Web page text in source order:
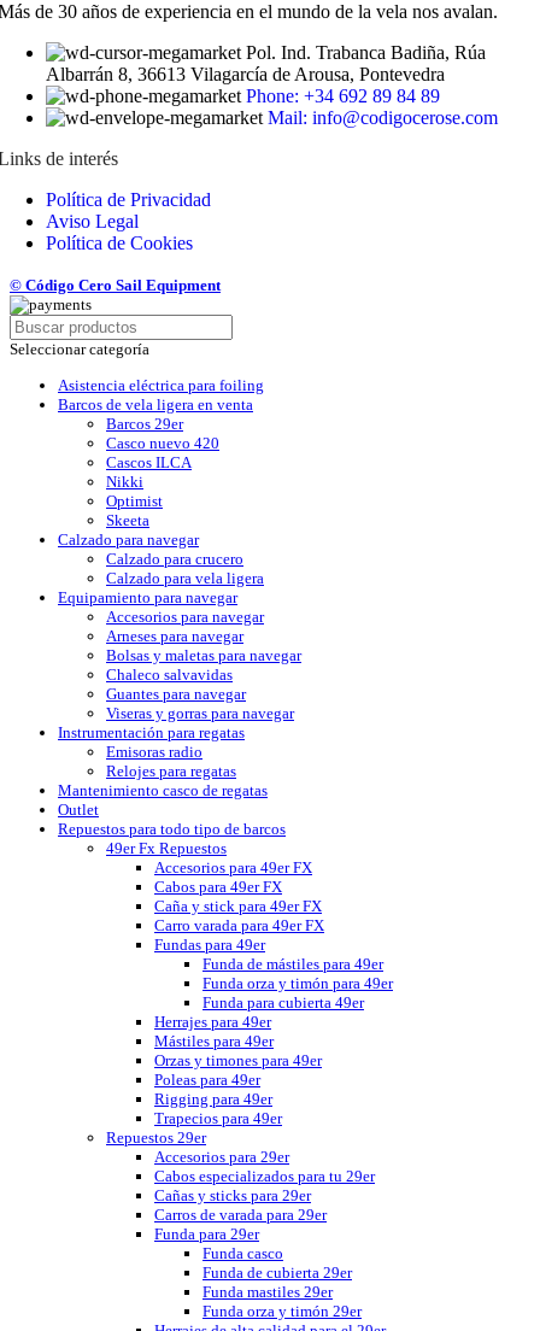
de 30 años de experiencia en el mundo de la vela nos avalan.
Pol. Ind. Trabanca Badiña, Rúa
Albarrán 8, 36613 Vilagarcía de Arousa, Pontevedra
Phone: +34 692 89 84 89
Mail: info@codigocerose.com
de interés
Política de Privacidad
Aviso Legal
Política de Cookies
© Código Cero Sail Equipment
Seleccionar categoría
Asistencia eléctrica para foiling
Barcos de vela ligera en venta
Barcos 29er
Casco nuevo 420
Cascos ILCA
Nikki
Optimist
Skeeta
Calzado para navegar
Calzado para crucero
Calzado para vela ligera
Equipamiento para navegar
Accesorios para navegar
Arneses para navegar
Bolsas y maletas para navegar
Chaleco salvavidas
Guantes para navegar
Viseras y gorras para navegar
Instrumentación para regatas
Emisoras radio
Relojes para regatas
Mantenimiento casco de regatas
Outlet
Repuestos para todo tipo de barcos
49er Fx Repuestos
Accesorios para 49er FX
Cabos para 49er FX
Caña y stick para 49er FX
Carro varada para 49er FX
Fundas para 49er
Funda de mástiles para 49er
Funda orza y timón para 49er
Funda para cubierta 49er
Herrajes para 49er
Mástiles para 49er
Orzas y timones para 49er
Poleas para 49er
Rigging para 49er
Trapecios para 49er
Repuestos 29er
Accesorios para 29er
Cabos especializados para tu 29er
Cañas y sticks para 29er
Carros de varada para 29er
Funda para 29er
Funda casco
Funda de cubierta 29er
Funda mastiles 29er
Funda orza y timón 29er